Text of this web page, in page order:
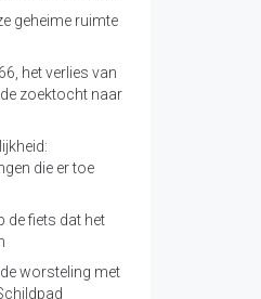
geheime ruimte
het verlies van
zoektocht naar
die er toe
de fiets dat het
worsteling met